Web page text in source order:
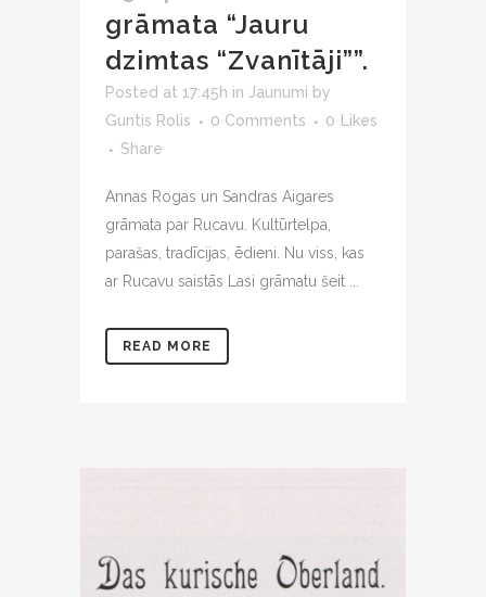
grāmata “Jauru
dzimtas “Zvanītāji””.
Posted at 17:45h in Jaunumi by
Guntis Rolis
0 Comments 0 Likes
Share
Annas Rogas un Sandras Aigares
grāmata par Rucavu. Kultūrtelpa,
parašas, tradīcijas, ēdieni. Nu viss, kas
ar Rucavu saistās Lasi grāmatu šeit ...
READ MORE